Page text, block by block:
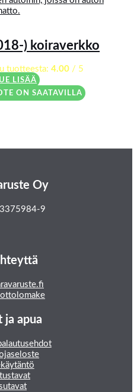
) koiraverkko
tuotteesta: 4.00/ 5
LISÄÄ
ON SAATAVILLA
Oy
9
ja apua